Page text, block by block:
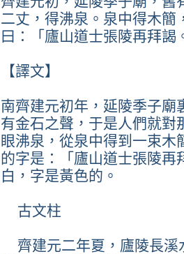
二丈，得沸泉。泉中得木簡
曰：「廬山道士張陵再拜謁
【譯文】
南齊建元初年，延陵季子廟
有金石之聲，于是人們就對
眼沸泉，從泉中得到一束
的字是：「廬山道士張陵再
白，字是黃色的。
古文柱
齊建元二年夏，廬陵長溪